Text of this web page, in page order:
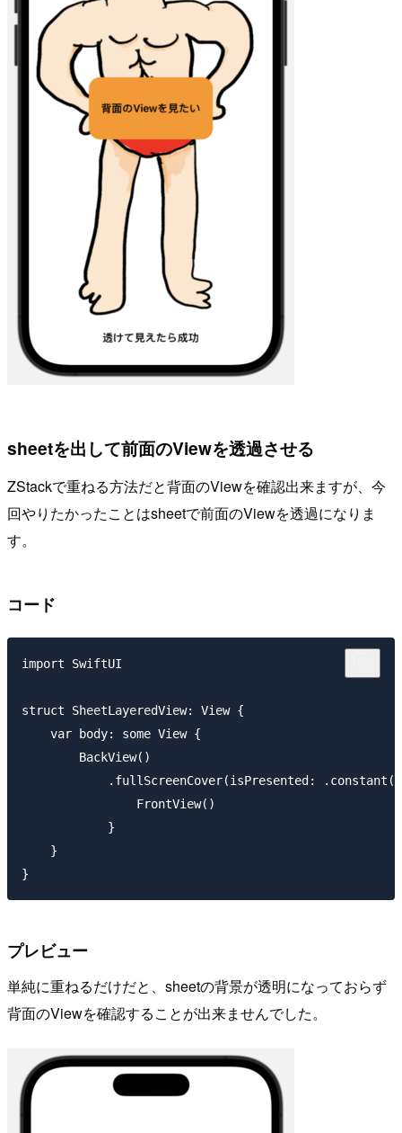
sheetを出して前面のViewを透過させる
ZStackで重ねる方法だと背面のViewを確認出来ますが、今
回やりたかったことはsheetで前面のViewを透過になりま
す。
コード
import SwiftUI
struct SheetLayeredView: View {
    var body: some View {
        BackView()
.fullScreenCover(isPresented:
                FrontView()
            }
    }
プレビュー
単純に重ねるだけだと、sheetの背景が透明になっておらず
背面のViewを確認することが出来ませんでした。